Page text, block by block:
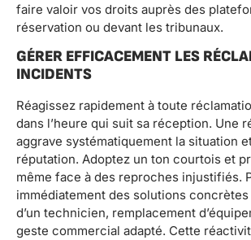
faire valoir vos droits auprès des
réservation ou devant les tribunaux.
GÉRER EFFICACEMENT LES
INCIDENTS
Réagissez rapidement à toute
dans l’heure qui suit sa réception. Une
aggrave systématiquement la situation
réputation. Adoptez un ton courtois et
même face à des reproches injustifiés.
immédiatement des solutions
d’un technicien, remplacement
geste commercial adapté. Cette